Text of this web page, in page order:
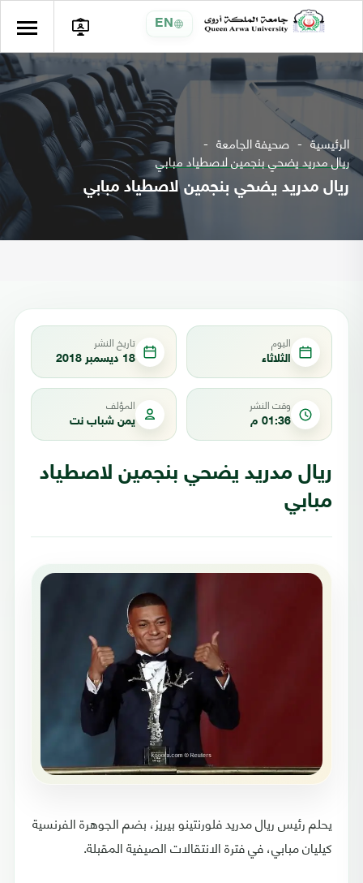
EN
الرئيسية صحيفة الجامعة
ريال مدريد يضحي بنجمين لاصطياد مبابي
ريال مدريد يضحي بنجمين لاصطياد مبابي
اليوم
الثلاثاء
تاريخ النشر
18 ديسمبر 2018
وقت النشر
01:36 م
المؤلف
يمن شباب نت
ريال مدريد يضحي بنجمين لاصطياد
مبابي
يحلم رئيس ريال مدريد فلورنتينو بيريز، بضم الجوهرة الفرنسية
كيليان مبابي، في فترة الانتقالات الصيفية المقبلة.